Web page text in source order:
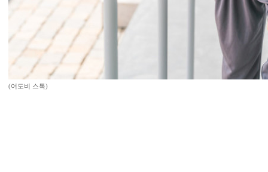
(어도비 스톡)